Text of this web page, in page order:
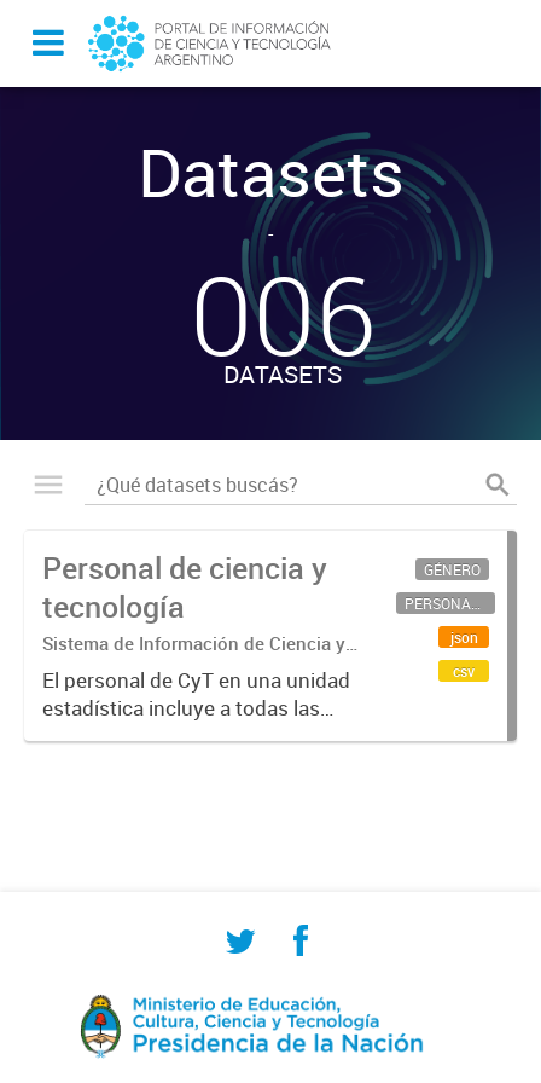
Datasets
-
006
DATASETS
Personal de ciencia y
tecnología
Sistema de Información de Ciencia y
Tecnología Argentino (SICYTAR)
El personal de CyT en una unidad
estadística incluye a todas las
personas involucradas
GÉNERO
PERSONAL CIENTÍFICO-TECNOLÓGICO
json
csv